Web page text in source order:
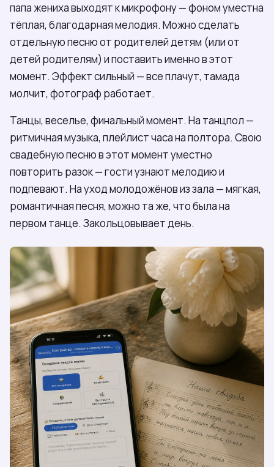
папа жениха выходят к микрофону — фоном уместна
тёплая, благодарная мелодия. Можно сделать
отдельную песню от родителей детям (или от
детей родителям) и поставить именно в этот
момент. Эффект сильный — все плачут, тамада
молчит, фотограф работает.
Танцы, веселье, финальный момент. На танцпол —
ритмичная музыка, плейлист часа на полтора. Свою
свадебную песню в этот момент уместно
повторить разок — гости узнают мелодию и
подпевают. На уход молодожёнов из зала — мягкая,
романтичная песня, можно та же, что была на
первом танце. Закольцовывает день.